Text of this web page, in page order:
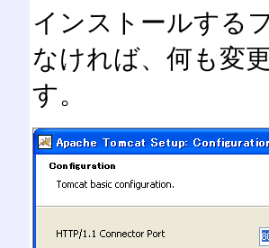
インストールする
なければ、何も変
す。